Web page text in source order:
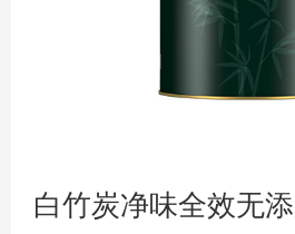
白竹炭净味全效无